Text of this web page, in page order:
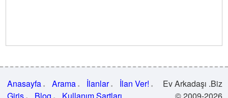
Anasayfa Arama İlanlar
İlan Ver!
Ev Arkadaşı .Biz